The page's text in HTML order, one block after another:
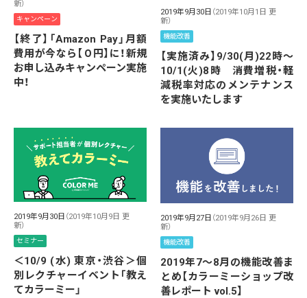
新）
キャンペーン
【終了】「Amazon Pay」月額
費用が今なら【０円】に！新規
お申し込みキャンペーン実施
中！
2019年9月30日 （2019年10月1日 更
新）
機能改善
【実施済み】9/30(月)22時～
10/1(火)8時 消費増税・軽
減税率対応のメンテナンス
を実施いたします
2019年9月30日 （2019年10月9日 更
新）
セミナー
＜10/9 (水) 東京・渋谷＞個
別レクチャーイベント「教え
てカラーミー」
2019年9月27日 （2019年9月26日 更
新）
機能改善
2019年7～8月の機能改善ま
とめ【カラーミーショップ改
善レポート vol.5】